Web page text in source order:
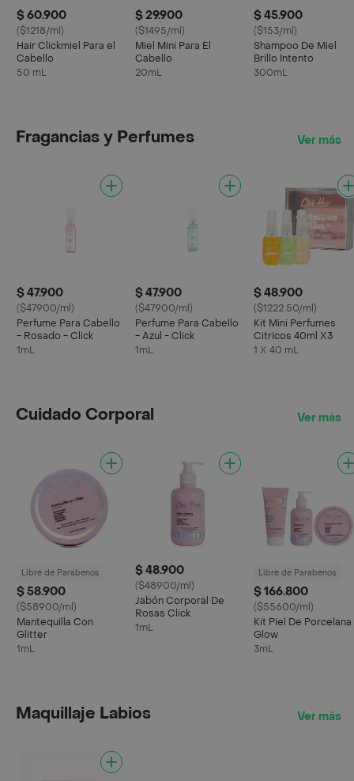
$ 60.900
($1218/ml)
Hair Clickmiel Para el
Cabello
50 mL
$ 29.900
($1495/ml)
Miel Mini Para El
Cabello
20mL
$ 45.900
($153/ml)
Shampoo De Miel
Brillo Intento
300mL
Fragancias y Perfumes Ver más
$ 47.900
($47900/ml)
Perfume Para Cabello
- Rosado - Click
1mL
$ 47.900
($47900/ml)
Perfume Para Cabello
- Azul - Click
1mL
$ 48.900
($1222.50/ml)
Kit Mini Perfumes
Citricos 40ml X3
1 X 40 mL
Cuidado Corporal Ver más
Libre de Parabenos
$ 58.900
($58900/ml)
Mantequilla Con
Glitter
1mL
$ 48.900
($48900/ml)
Jabón Corporal De
Rosas Click
1mL
Libre de Parabenos
$ 166.800
($55600/ml)
Kit Piel De Porcelana
Glow
3mL
Maquillaje Labios Ver más